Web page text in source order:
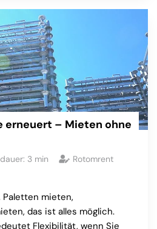
erneuert – Mieten ohne
3 min
Rotomrent
mieten,
das ist alles möglich.
Flexibilität, wenn Sie